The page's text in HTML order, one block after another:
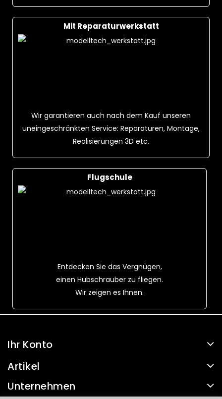
Mit Reparaturwerkstatt
Wir garantieren auch nach dem Kauf unseren
uneingeschränkten Service: Reparaturen, Montage,
Realisierungen 3D etc.
Flugschule
Entdecken Sie das Vergnügen,
einen Hubschrauber zu fliegen.
Wir zeigen es Ihnen.
Ihr Konto
Artikel
Unternehmen